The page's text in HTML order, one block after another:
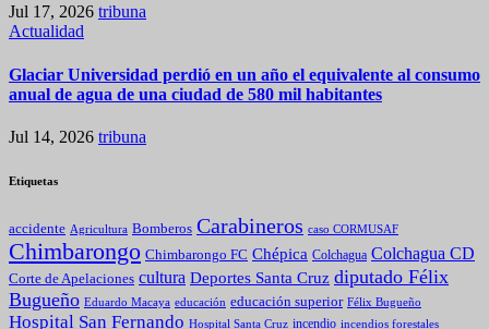
Jul 17, 2026 tribuna
Actualidad
Glaciar Universidad perdió en un año el equivalente al consumo
anual de agua de una ciudad de 580 mil habitantes
Jul 14, 2026 tribuna
Etiquetas
accidente Agricultura Bomberos Carabineros caso CORMUSAF
Chimbarongo Chimbarongo FC Chépica Colchagua Colchagua CD
Corte de Apelaciones cultura Deportes Santa Cruz diputado Félix
Bugueño Eduardo Macaya educación educación superior Félix Bugueño
Hospital San Fernando Hospital Santa Cruz incendio incendios forestales